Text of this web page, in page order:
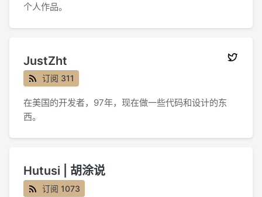
个人作品。
JustZht
订阅 311
在美国的开发者，97年，现在做一些代码和设计的东
西。
Hutusi | 胡涂说
订阅 1073